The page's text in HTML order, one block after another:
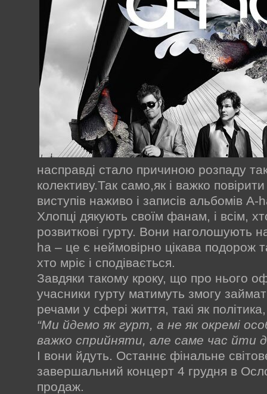
насправді стало причиною розпаду
колективу.Так само,як і важко
виступів наживо і записів альбомів
Хлопці дякують своїм фанам, і всім,
розвиткові гурту. Вони наголошують
ha – це є неймовірно цікава подорож
хто мріє і сподівається.
Завдяки такому кроку, що про нього
учасники гурту матимуть змогу
речами у сфері життя, такі як
“Ми йдемо як гурт, а не як окремі
важко сприйняти, але саме час йти
І вони йдуть. Останнє фінальне
завершальний концерт 4 грудня в
продаж.